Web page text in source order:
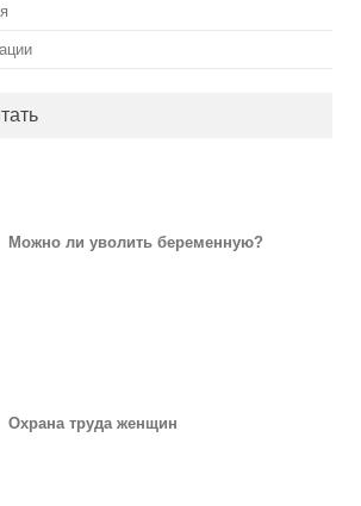
Можно ли уволить беременную?
Охрана труда женщин